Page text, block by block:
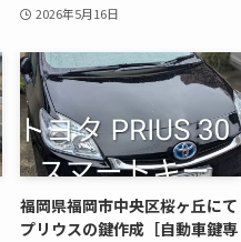
2026年5月16日
福岡県福岡市中央区桜ヶ丘にて
プリウスの鍵作成［自動車鍵専